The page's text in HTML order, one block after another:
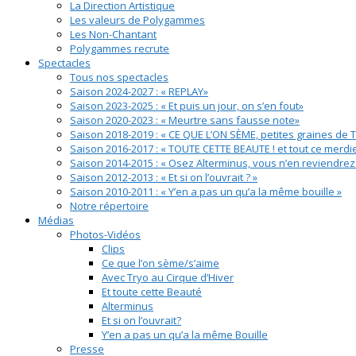
La Direction Artistique
Les valeurs de Polygammes
Les Non-Chantant
Polygammes recrute
Spectacles
Tous nos spectacles
Saison 2024-2027 : « REPLAY»
Saison 2023-2025 : « Et puis un jour, on s’en fout»
Saison 2020-2023 : « Meurtre sans fausse note»
Saison 2018-2019 : « CE QUE L’ON SÈME, petites graines de
Saison 2016-2017 : « TOUTE CETTE BEAUTE ! et tout ce
Saison 2014-2015 : « Osez Alterminus, vous n’en
Saison 2012-2013 : « Et si on l’ouvrait ? »
Saison 2010-2011 : « Y’en a pas un qu’a la même bouille »
Notre répertoire
Médias
Photos-Vidéos
Clips
Ce que l’on sème/s’aime
Avec Tryo au Cirque d’Hiver
Et toute cette Beauté
Alterminus
Et si on l’ouvrait?
Y’en a pas un qu’a la même Bouille
Presse